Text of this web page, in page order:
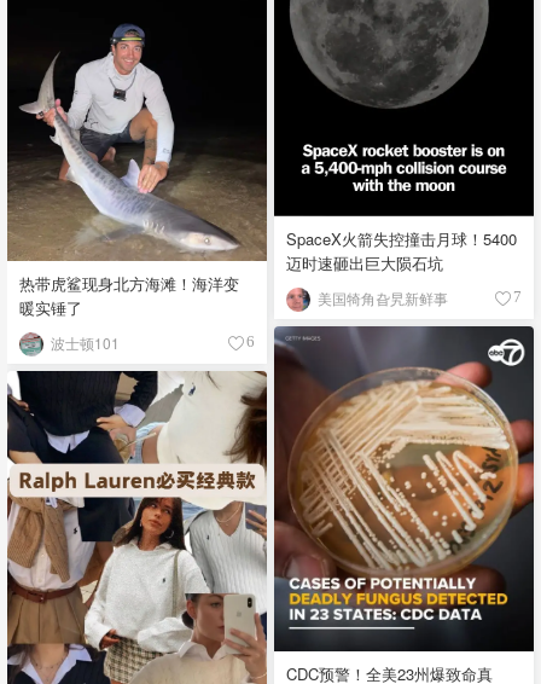
热带虎鲨现身北方海滩！海洋变
暖实锤了
波士顿101 6
SpaceX火箭失控撞击月球！5400
迈时速砸出巨大陨石坑
美国犄角旮旯新鲜事 7
CDC预警！全美23州爆致命真